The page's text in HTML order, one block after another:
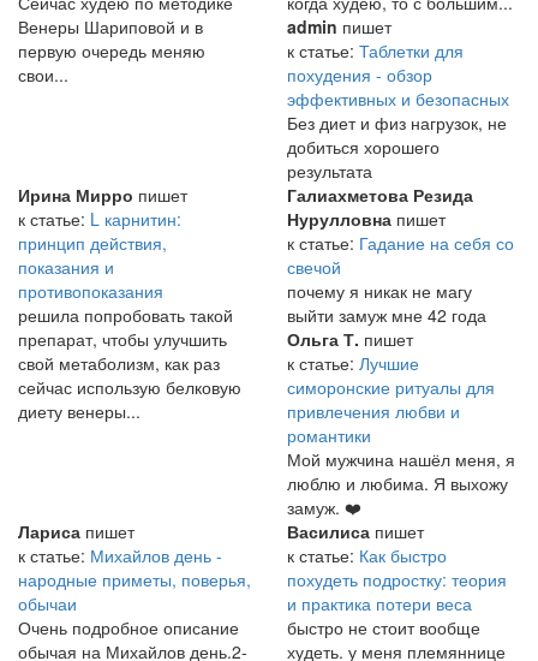
Венеры Шариповой и в
первую очередь меняю
свои...
admin пишет
к статье: Таблетки для
похудения - обзор
эффективных и безопасных
Без диет и физ нагрузок, не
добиться хорошего
результата
Ирина Мирро пишет
к статье: L карнитин:
принцип действия,
показания и
противопоказания
решила попробовать такой
препарат, чтобы улучшить
свой метаболизм, как раз
сейчас использую белковую
диету венеры...
Галиахметова Резида
Нурулловна пишет
к статье: Гадание на себя со
свечой
почему я никак не магу
выйти замуж мне 42 года
Ольга Т. пишет
к статье: Лучшие
симоронские ритуалы для
привлечения любви и
романтики
Мой мужчина нашёл меня, я
люблю и любима. Я выхожу
замуж. ❤️
Лариса пишет
к статье: Михайлов день -
народные приметы, поверья,
обычаи
Очень подробное описание
обычая на Михайлов день.2-
Василиса пишет
к статье: Как быстро
похудеть подростку: теория
и практика потери веса
быстро не стоит вообще
худеть. у меня племяннице